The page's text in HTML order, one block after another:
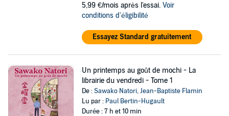
5,99 €/mois après l'essai. Voir
conditions d'éligibilité
Essayez Standard gratuitement
Un printemps au goût de mochi - La
librairie du vendredi - Tome 1
De :Sawako Natori,Jean-Baptiste Flamin
Lu par : Paul Bertin-Hugault
Durée : 7 h et 10 min